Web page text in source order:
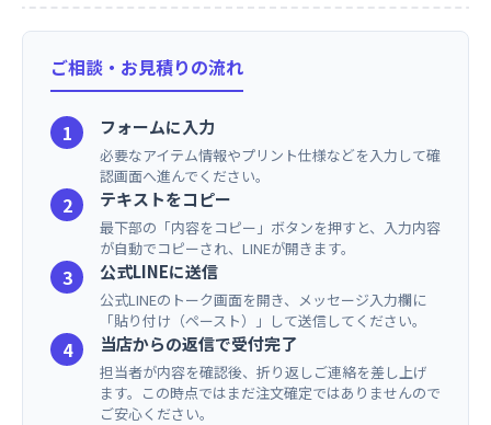
ご相談・お見積りの流れ
1 フォームに入力
必要なアイテム情報やプリント仕様などを入力して確
認画面へ進んでください。
2 テキストをコピー
最下部の「内容をコピー」ボタンを押すと、入力内容
が自動でコピーされ、LINEが開きます。
3 公式LINEに送信
公式LINEのトーク画面を開き、メッセージ入力欄に
「貼り付け（ペースト）」して送信してください。
4 当店からの返信で受付完了
担当者が内容を確認後、折り返しご連絡を差し上げ
ます。この時点ではまだ注文確定ではありませんので
ご安心ください。